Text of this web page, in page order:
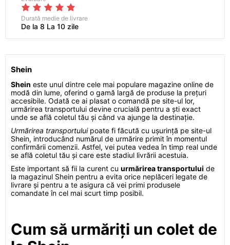
Durată medie de livrare
De la 8 La 10 zile
Shein
Shein este unul dintre cele mai populare magazine online de
modă din lume, oferind o gamă largă de produse la prețuri
accesibile. Odată ce ai plasat o comandă pe site-ul lor,
urmărirea transportului devine crucială pentru a ști exact
unde se află coletul tău și când va ajunge la destinație.
Urmărirea transportuluipoate fi făcută cu ușurință pe site-ul
Shein, introducând numărul de urmărire primit în momentul
confirmării comenzii. Astfel, vei putea vedea în timp real unde
se află coletul tău și care este stadiul livrării acestuia.
Este important să fii la curent cu urmărirea transportului de
la magazinul Shein pentru a evita orice neplăceri legate de
livrare și pentru a te asigura că vei primi produsele
comandate în cel mai scurt timp posibil.
Cum să urmăriți un colet de